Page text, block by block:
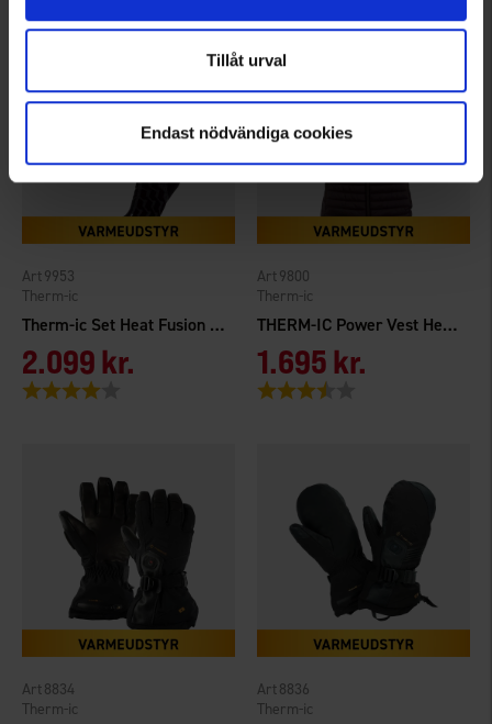
Tillåt urval
Endast nödvändiga cookies
Therm-ic Set Heat Fusion Uni +1400 B
Therm-ic
9953
2.099 kr.
Vurdering:
THERM-IC Power Vest Heat Men
Therm-ic
9800
1.695 kr.
Vurdering:
Therm-ic
8834
Therm-ic
8836